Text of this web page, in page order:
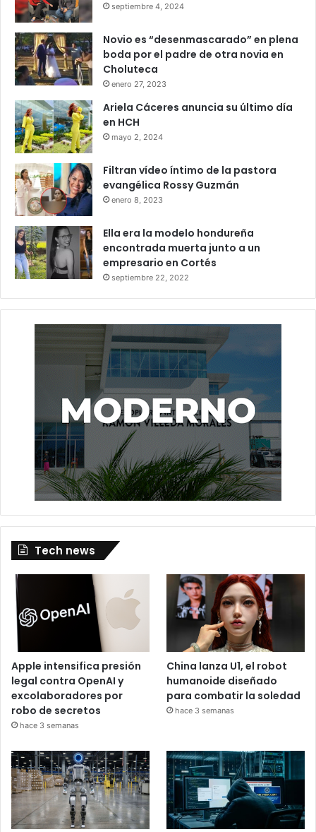
septiembre 4, 2024
Novio es “desenmascarado” en plena
boda por el padre de otra novia en
Choluteca
enero 27, 2023
Ariela Cáceres anuncia su último día
en HCH
mayo 2, 2024
Filtran vídeo íntimo de la pastora
evangélica Rossy Guzmán
enero 8, 2023
Ella era la modelo hondureña
encontrada muerta junto a un
empresario en Cortés
septiembre 22, 2022
Tech news
Apple intensifica presión
legal contra OpenAI y
excolaboradores por
robo de secretos
hace 3 semanas
China lanza U1, el robot
humanoide diseñado
para combatir la soledad
hace 3 semanas